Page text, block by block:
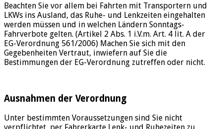
Beachten Sie vor allem bei Fahrten mit Transportern und
LKWs ins Ausland, das Ruhe- und Lenkzeiten eingehalten
werden müssen und in welchen Ländern Sonntags-
Fahrverbote gelten. (Artikel 2 Abs. 1 i.V.m. Art. 4 lit. A der
EG-Verordnung 561/2006) Machen Sie sich mit den
Gegebenheiten Vertraut, inwiefern auf Sie die
Bestimmungen der EG-Verordnung zutreffen oder nicht.
Ausnahmen der Verordnung
Unter bestimmten Voraussetzungen sind Sie nicht